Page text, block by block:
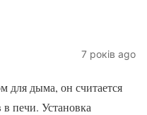
7 років ago
для дыма, он считается
в печи. Установка